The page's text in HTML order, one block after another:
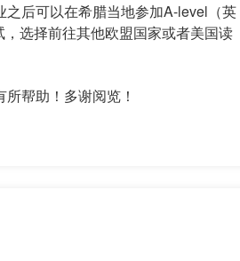
后可以在希腊当地参加A-level（英
选择前往其他欧盟国家或者美国读
所帮助！多谢阅览！